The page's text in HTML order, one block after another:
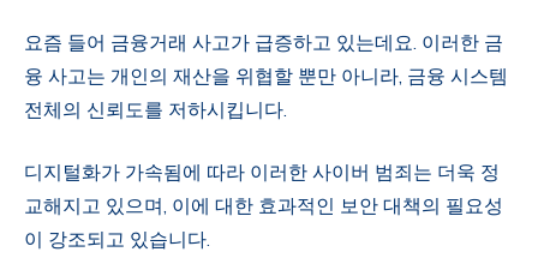
요즘 들어 금융거래 사고가 급증하고 있는데요. 이러한 금
융 사고는 개인의 재산을 위협할 뿐만 아니라, 금융 시스템
전체의 신뢰도를 저하시킵니다.
디지털화가 가속됨에 따라 이러한 사이버 범죄는 더욱 정
교해지고 있으며, 이에 대한 효과적인 보안 대책의 필요성
이 강조되고 있습니다.